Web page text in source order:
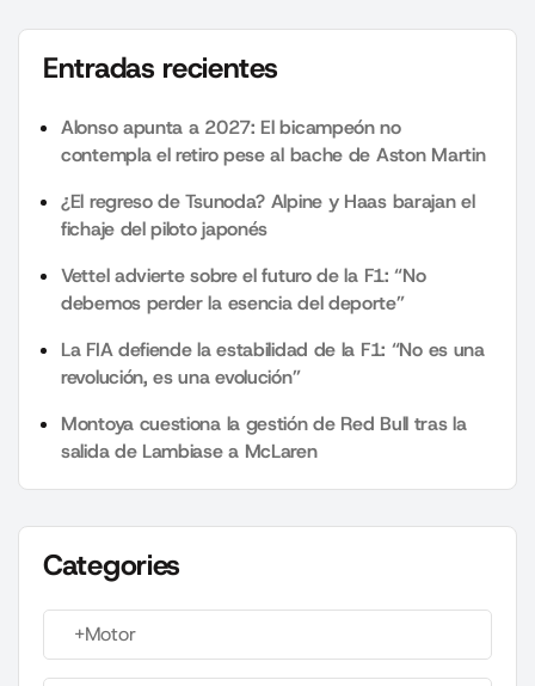
Entradas recientes
Alonso apunta a 2027: El bicampeón no
contempla el retiro pese al bache de Aston Martin
¿El regreso de Tsunoda? Alpine y Haas barajan el
fichaje del piloto japonés
Vettel advierte sobre el futuro de la F1: “No
debemos perder la esencia del deporte”
La FIA defiende la estabilidad de la F1: “No es una
revolución, es una evolución”
Montoya cuestiona la gestión de Red Bull tras la
salida de Lambiase a McLaren
Categories
+Motor